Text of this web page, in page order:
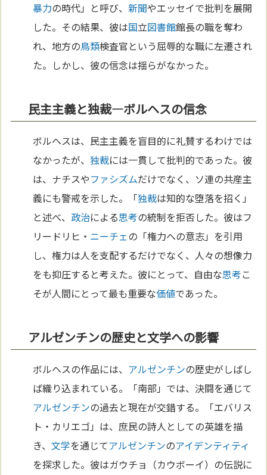
暴力の時代」と呼び、新聞やエッセイで批判を展開
した。その結果、彼は国立図書館館長の職を奪わ
れ、地方の鳥類検査官という屈辱的な職に左遷され
た。しかし、彼の信念は揺らがなかった。
民主主義と独裁—ボルヘスの信念
ボルヘスは、民主主義を盲目的に礼賛するわけでは
なかったが、独裁には一貫して批判的であった。彼
は、ナチスやファシズムだけでなく、ソ連の共産主
義にも警戒を示した。「独裁は知的な堕落を招く」
と述べ、 政治による思考の統制を拒否した。彼はフ
リードリヒ・ ニーチェの「権力への意志」を引用
し、権力は人を支配するだけでなく、人々の想像力
をも抑圧すると考えた。彼にとって、自由な思考こ
そが人間にとって最も重要な価値であった。
アルゼンチンの歴史と文学への影響
ボルヘスの作品には、 アルゼンチンの歴史がしばし
ば織り込まれている。「南部」では、決闘を通じて
アルゼンチンの過去と現在が交錯する。「エバリス
ト・カリエゴ」は、庶民の詩人としての英雄を描
き、文学を通じてアルゼンチンのアイデンティティ
を探求した。彼はガウチョ（カウボーイ）の伝説に